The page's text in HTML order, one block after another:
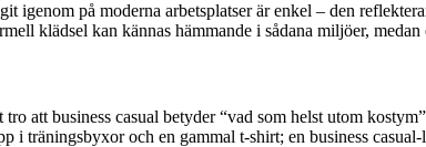
igenom på moderna arbetsplatser är enkel – den
klädsel kan kännas hämmande i sådana miljöer,
tro att business casual betyder “vad som helst utom
i träningsbyxor och en gammal t-shirt; en business